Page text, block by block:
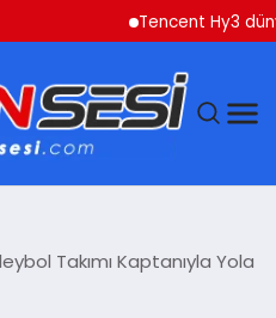
Tencent Hy3 dünya
Takımı Kaptanıyla Yola